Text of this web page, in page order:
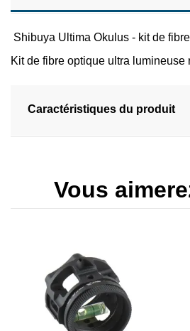
Shibuya Ultima Okulus - kit de
Kit de fibre optique ultra lumineuse
Caractéristiques du produit
Vous